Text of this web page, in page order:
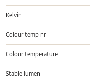
Kelvin
Colour temp nr
Colour temperature
Stable lumen